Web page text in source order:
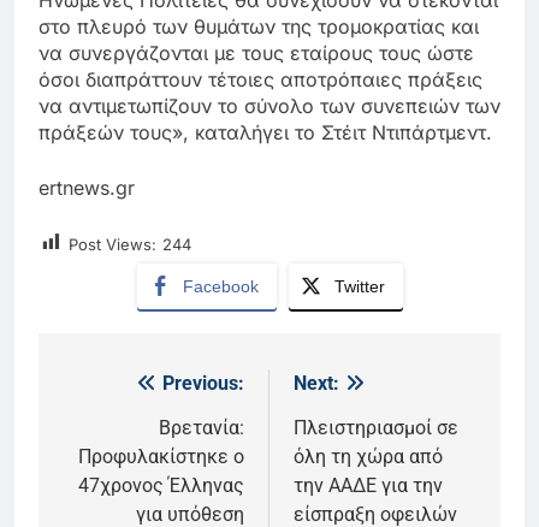
στο πλευρό των θυμάτων της τρομοκρατίας και
να συνεργάζονται με τους εταίρους τους ώστε
όσοι διαπράττουν τέτοιες αποτρόπαιες πράξεις
να αντιμετωπίζουν το σύνολο των συνεπειών των
πράξεών τους», καταλήγει το Στέιτ Ντιπάρτμεντ.
ertnews.gr
Post Views: 244
Facebook Twitter
Πλοήγηση
άρθρων
Previous:
Βρετανία:
Προφυλακίστηκε ο
47χρονος Έλληνας
για υπόθεση
Next:
Πλειστηριασμοί σε
όλη τη χώρα από
την ΑΑΔΕ για την
είσπραξη οφειλών